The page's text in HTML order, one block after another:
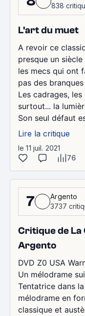
838
L'art du muet
A revoir ce
presque un
les mecs qui ont
pas des branques
Les cadrages,
surtout... la
Son seul défaut
Lire la critique
le 11 juil. 2021
76
7
Argento
3737
Critique de La
Argento
DVD Z0 USA
Un mélodrame
Tentatrice dans
mélodrame en
classique et